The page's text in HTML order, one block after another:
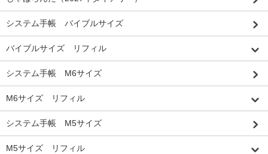
システム手帳 バイブルサイズ
バイブルサイズ リフィル
システム手帳 M6サイズ
M6サイズ リフィル
システム手帳 M5サイズ
M5サイズ リフィル